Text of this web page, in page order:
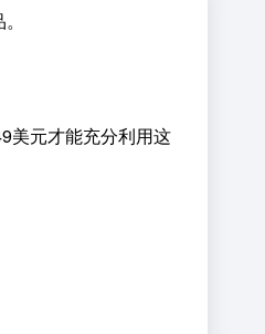
美元才能充分利用这